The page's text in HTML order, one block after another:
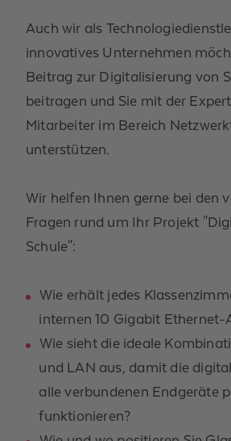
Auch wir als
innovatives Unternehmen
Beitrag zur Digitalisierung von
beitragen und Sie mit der
Mitarbeiter im Bereich
unterstützen.
Wir helfen Ihnen gerne bei den
Fragen rund um Ihr Projekt
Schule":
Wie erhält jedes
internen 10 Gigabit Ethernet-
Wie sieht die ideale
und LAN aus, damit die
alle verbundenen Endgeräte
funktionieren?